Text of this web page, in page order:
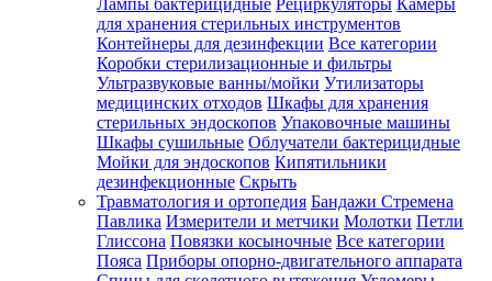
Лампы бактерицидные Рециркуляторы Камеры
для хранения стерильных инструментов
Контейнеры для дезинфекции Все категории
Коробки стерилизационные и фильтры
Ультразвуковые ванны/мойки Утилизаторы
медицинских отходов Шкафы для хранения
стерильных эндоскопов Упаковочные машины
Шкафы сушильные Облучатели бактерицидные
Мойки для эндоскопов Кипятильники
дезинфекционные Скрыть
Травматология и ортопедия Бандажи Стремена
Павлика Измерители и метчики Молотки Петли
Глиссона Повязки косыночные Все категории
Пояса Приборы опорно-двигательного аппарата